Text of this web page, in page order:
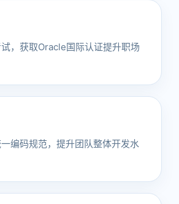
，获取Oracle国际认证提升职场
编码规范，提升团队整体开发水